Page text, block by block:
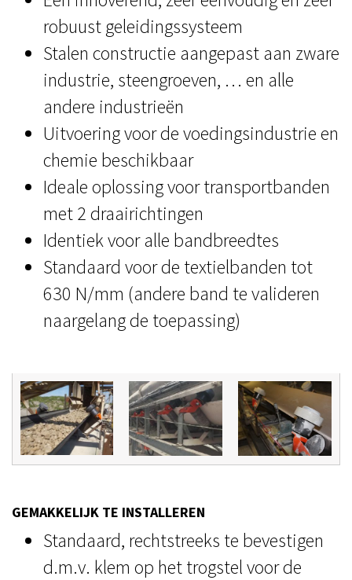
robuust geleidingssysteem
Stalen constructie aangepast aan zware
industrie, steengroeven, … en alle
andere industrieën
Uitvoering voor de voedingsindustrie en
chemie beschikbaar
Ideale oplossing voor transportbanden
met 2 draairichtingen
Identiek voor alle bandbreedtes
Standaard voor de textielbanden tot
630 N/mm (andere band te valideren
naargelang de toepassing)
GEMAKKELIJK TE INSTALLEREN
Standaard, rechtstreeks te bevestigen
d.m.v. klem op het trogstel voor de